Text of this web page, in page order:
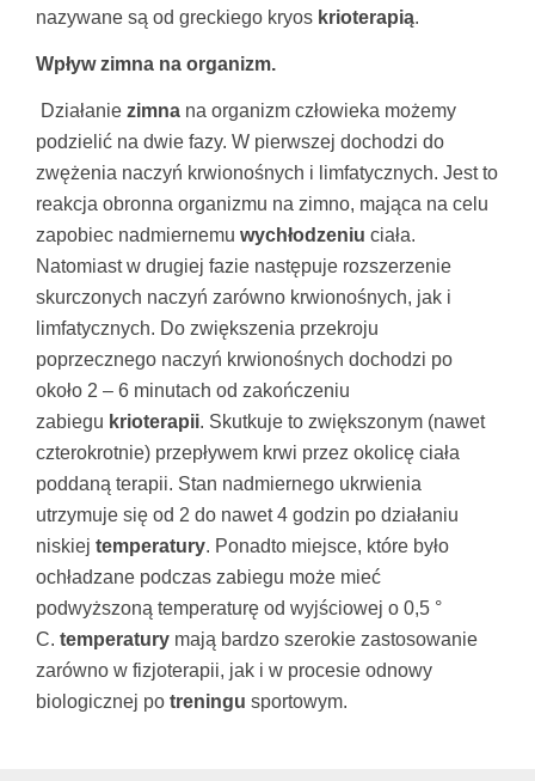
nazywane są od greckiego kryos krioterapią.
Wpływ zimna na organizm.
Działanie zimna na organizm człowieka możemy
podzielić na dwie fazy. W pierwszej dochodzi do
zwężenia naczyń krwionośnych i limfatycznych. Jest to
reakcja obronna organizmu na zimno, mająca na celu
zapobiec nadmiernemu wychłodzeniu ciała.
Natomiast w drugiej fazie następuje rozszerzenie
skurczonych naczyń zarówno krwionośnych, jak i
limfatycznych. Do zwiększenia przekroju
poprzecznego naczyń krwionośnych dochodzi po
około 2 – 6 minutach od zakończeniu
zabiegu krioterapii. Skutkuje to zwiększonym (nawet
czterokrotnie) przepływem krwi przez okolicę ciała
poddaną terapii. Stan nadmiernego ukrwienia
utrzymuje się od 2 do nawet 4 godzin po działaniu
niskiej temperatury. Ponadto miejsce, które było
ochładzane podczas zabiegu może mieć
podwyższoną temperaturę od wyjściowej o 0,5 °
C. temperatury mają bardzo szerokie zastosowanie
zarówno w fizjoterapii, jak i w procesie odnowy
biologicznej po treningu sportowym.